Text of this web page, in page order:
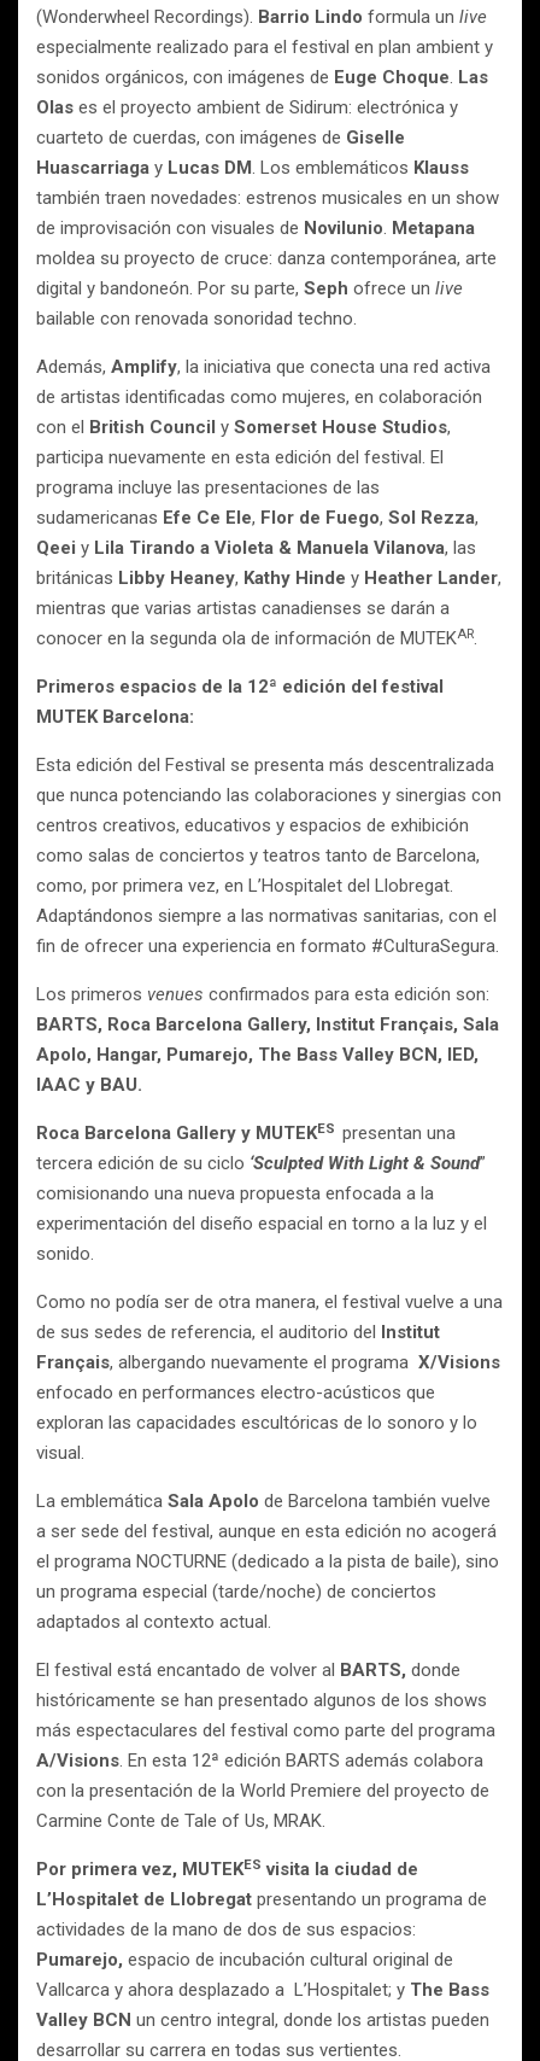
(Wonderwheel Recordings). Barrio Lindo formula un live
especialmente realizado para el festival en plan ambient y
sonidos orgánicos, con imágenes de Euge Choque. Las
Olas es el proyecto ambient de Sidirum: electrónica y
cuarteto de cuerdas, con imágenes de Giselle
Huascarriaga y Lucas DM. Los emblemáticos Klauss
también traen novedades: estrenos musicales en un show
de improvisación con visuales de Novilunio. Metapana
moldea su proyecto de cruce: danza contemporánea, arte
digital y bandoneón. Por su parte, Seph ofrece un live
bailable con renovada sonoridad techno.
Además, Amplify, la iniciativa que conecta una red activa
de artistas identificadas como mujeres, en colaboración
con el British Council y Somerset House Studios,
participa nuevamente en esta edición del festival. El
programa incluye las presentaciones de las
sudamericanas Efe Ce Ele, Flor de Fuego, Sol Rezza,
Qeei y Lila Tirando a Violeta & Manuela Vilanova, las
británicas Libby Heaney, Kathy Hinde y Heather Lander,
mientras que varias artistas canadienses se darán a
conocer en la segunda ola de información de MUTEKAR.
Primeros espacios de la 12ª edición del festival
MUTEK Barcelona:
Esta edición del Festival se presenta más descentralizada
que nunca potenciando las colaboraciones y sinergias con
centros creativos, educativos y espacios de exhibición
como salas de conciertos y teatros tanto de Barcelona,
como, por primera vez, en L’Hospitalet del Llobregat.
Adaptándonos siempre a las normativas sanitarias, con el
fin de ofrecer una experiencia en formato #CulturaSegura.
Los primeros venues confirmados para esta edición son:
BARTS, Roca Barcelona Gallery, Institut Français, Sala
Apolo, Hangar, Pumarejo, The Bass Valley BCN, IED,
IAAC y BAU.
Roca Barcelona Gallery y MUTEKES presentan una
tercera edición de su ciclo ‘Sculpted With Light & Sound”
comisionando una nueva propuesta enfocada a la
experimentación del diseño espacial en torno a la luz y el
sonido.
Como no podía ser de otra manera, el festival vuelve a una
de sus sedes de referencia, el auditorio del Institut
Français, albergando nuevamente el programa X/Visions
enfocado en performances electro-acústicos que
exploran las capacidades escultóricas de lo sonoro y lo
visual.
La emblemática Sala Apolo de Barcelona también vuelve
a ser sede del festival, aunque en esta edición no acogerá
el programa NOCTURNE (dedicado a la pista de baile), sino
un programa especial (tarde/noche) de conciertos
adaptados al contexto actual.
El festival está encantado de volver al BARTS, donde
históricamente se han presentado algunos de los shows
más espectaculares del festival como parte del programa
A/Visions. En esta 12ª edición BARTS además colabora
con la presentación de la World Premiere del proyecto de
Carmine Conte de Tale of Us, MRAK.
Por primera vez, MUTEKES visita la ciudad de
L’Hospitalet de Llobregat presentando un programa de
actividades de la mano de dos de sus espacios:
Pumarejo, espacio de incubación cultural original de
Vallcarca y ahora desplazado a L’Hospitalet; y The Bass
Valley BCN un centro integral, donde los artistas pueden
desarrollar su carrera en todas sus vertientes.